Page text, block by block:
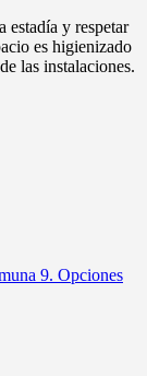
estadía y respetar
es higienizado
las instalaciones.
9. Opciones